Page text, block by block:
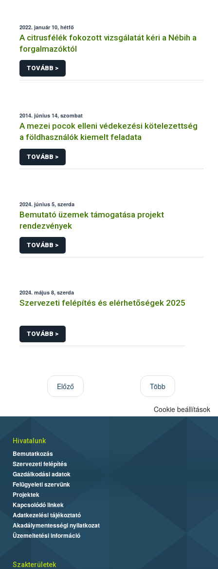
2022. január 10, hétfő
A citrusfélék fokozott vizsgálatát kéri a Nébih a
forgalmazóktól
TOVÁBB >
2014. június 14, szombat
A mezei pocok elleni védekezési kötelezettség
a földhasználók kiemelt feladata
TOVÁBB >
2024. június 5, szerda
Bemutató üzemek támogatása projekt
rendezvények
TOVÁBB >
2024. május 8, szerda
Szervezeti felépítés és elérhetőségek 2025
TOVÁBB >
Előző Több
Cookie beállítások
Hivatalunk
Bemutatkozás
Szervezeti felépítés
Gazdálkodási adatok
Felügyeleti szervünk
Projektek
Kapcsolódó linkek
Adatkezelési tájékoztató
Akadálymentességi nyilatkozat
Üzemeltetési információ
Szakterületek